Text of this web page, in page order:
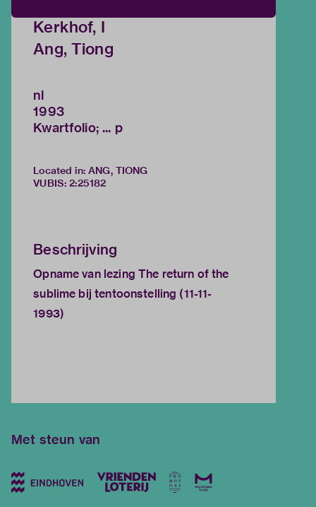
Kerkhof, I
Ang, Tiong
nl
1993
Kwartfolio; ... p
Located in: ANG, TIONG
VUBIS: 2:25182
Beschrijving
Opname van lezing The return of the
sublime bij tentoonstelling (11-11-
1993)
Met steun van